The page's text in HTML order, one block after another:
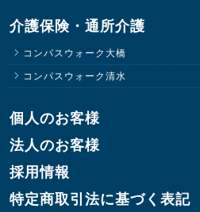
介護保険・通所介護
コンパスウォーク大橋
コンパスウォーク清水
個人のお客様
法人のお客様
採用情報
特定商取引法に基づく表記